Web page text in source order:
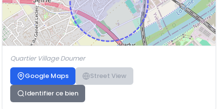
Quartier Village Doumer
Google Maps
Street View
Identifier ce bien